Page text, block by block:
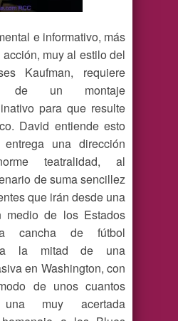
e informativo, más
muy al estilo del
Kaufman, requiere
de un montaje
para que resulte
David entiende esto
entrega una dirección
teatralidad, al
de suma sencillez
que irán desde una
medio de los Estados
cancha de fútbol
a la mitad de una
en Washington, con
de unos cuantos
muy acertada